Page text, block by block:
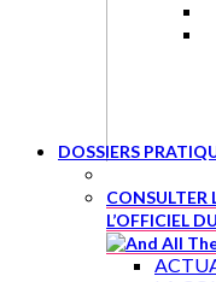
DOSSIERS
CONSULTER
L’OFFICIEL